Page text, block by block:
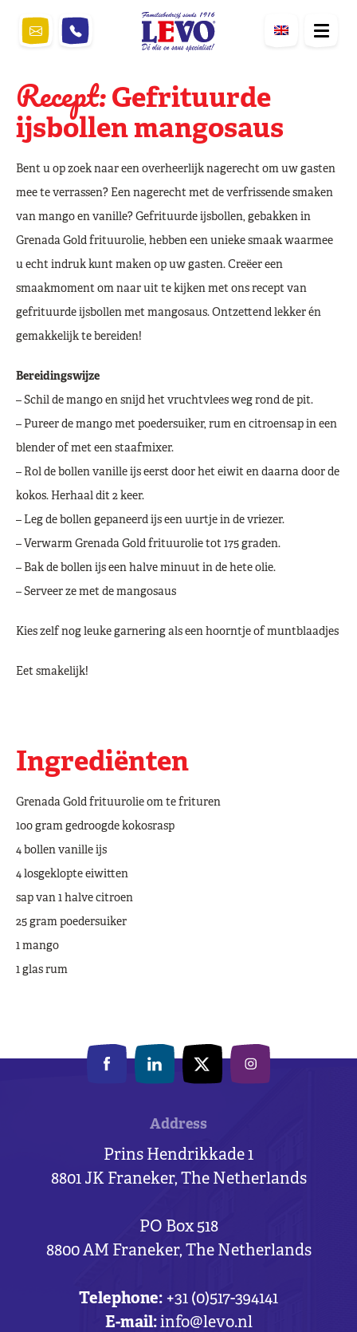
Recept:Gefrituurde
ijsbollen mangosaus
Bent u op zoek naar een overheerlijk nagerecht om uw gasten
mee te verrassen? Een nagerecht met de verfrissende smaken
van mango en vanille? Gefrituurde ijsbollen, gebakken in
Grenada Gold frituurolie, hebben een unieke smaak waarmee
u echt indruk kunt maken op uw gasten. Creëer een
smaakmoment om naar uit te kijken met ons recept van
gefrituurde ijsbollen met mangosaus. Ontzettend lekker én
gemakkelijk te bereiden!
Bereidingswijze
– Schil de mango en snijd het vruchtvlees weg rond de pit.
– Pureer de mango met poedersuiker, rum en citroensap in een
blender of met een staafmixer.
– Rol de bollen vanille ijs eerst door het eiwit en daarna door de
kokos. Herhaal dit 2 keer.
– Leg de bollen gepaneerd ijs een uurtje in de vriezer.
– Verwarm Grenada Gold frituurolie tot 175 graden.
– Bak de bollen ijs een halve minuut in de hete olie.
– Serveer ze met de mangosaus
Kies zelf nog leuke garnering als een hoorntje of muntblaadjes
Eet smakelijk!
Ingrediënten
Grenada Gold frituurolie om te frituren
100 gram gedroogde kokosrasp
4 bollen vanille ijs
4 losgeklopte eiwitten
sap van 1 halve citroen
25 gram poedersuiker
1 mango
1 glas rum
Address
Prins Hendrikkade 1
8801 JK Franeker, The Netherlands
PO Box 518
8800 AM Franeker, The Netherlands
Telephone: +31 (0)517-394141
E-mail:info@levo.nl